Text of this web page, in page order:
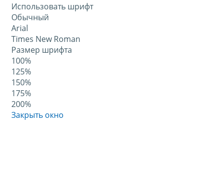
Использовать шрифт
Обычный
Arial
Times New Roman
Размер шрифта
100%
125%
150%
175%
200%
Закрыть окно